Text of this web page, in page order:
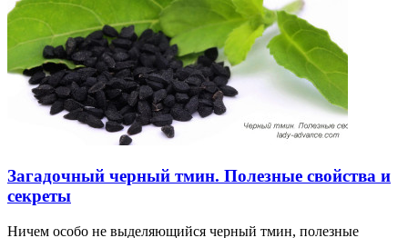
Загадочный черный тмин. Полезные свойства и
секреты
Ничем особо не выделяющийся черный тмин, полезные